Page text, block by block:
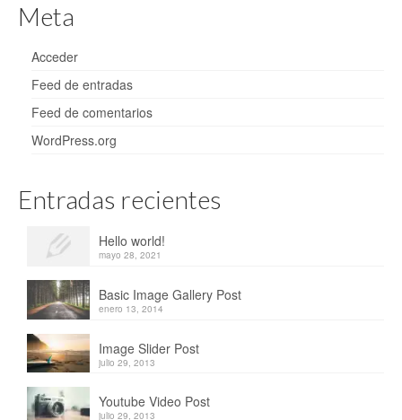
Meta
Acceder
Feed de entradas
Feed de comentarios
WordPress.org
Entradas recientes
Hello world!
mayo 28, 2021
Basic Image Gallery Post
enero 13, 2014
Image Slider Post
julio 29, 2013
Youtube Video Post
julio 29, 2013